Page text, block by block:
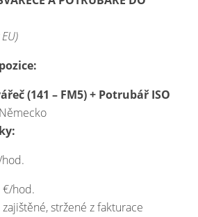
(141 – FM5) + Potrubář ISO
€/hod.
zajištěné, stržené z fakturace